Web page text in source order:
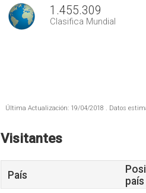
1.455.309
Clasifica Mundial
Última Actualización: 19/04/2018 . Datos
Visitantes
País
país